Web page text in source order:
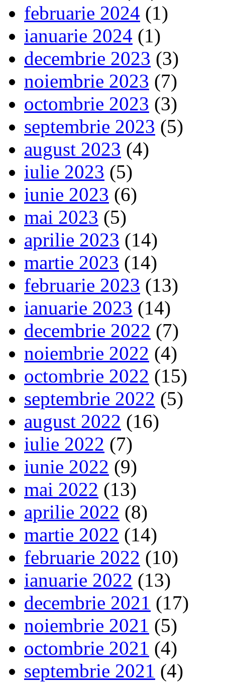
februarie 2024 (1)
ianuarie 2024 (1)
decembrie 2023 (3)
noiembrie 2023 (7)
octombrie 2023 (3)
septembrie 2023 (5)
august 2023 (4)
iulie 2023 (5)
iunie 2023 (6)
mai 2023 (5)
aprilie 2023 (14)
martie 2023 (14)
februarie 2023 (13)
ianuarie 2023 (14)
decembrie 2022 (7)
noiembrie 2022 (4)
octombrie 2022 (15)
septembrie 2022 (5)
august 2022 (16)
iulie 2022 (7)
iunie 2022 (9)
mai 2022 (13)
aprilie 2022 (8)
martie 2022 (14)
februarie 2022 (10)
ianuarie 2022 (13)
decembrie 2021 (17)
noiembrie 2021 (5)
octombrie 2021 (4)
septembrie 2021 (4)